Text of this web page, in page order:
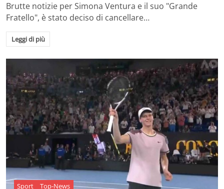
Brutte notizie per Simona Ventura e il suo "Grande
Fratello", è stato deciso di cancellare…
Leggi di più
Sport Top-News